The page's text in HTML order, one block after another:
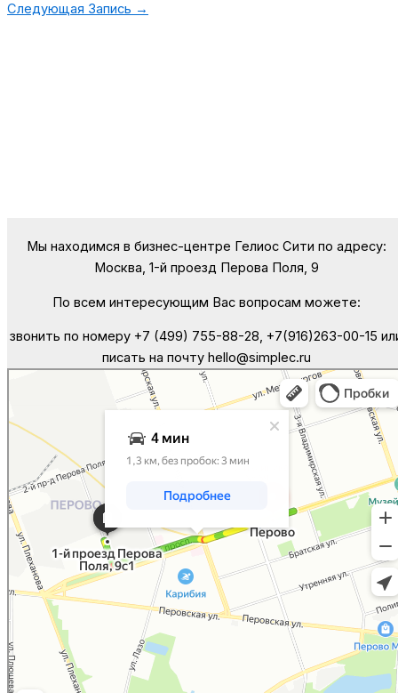
Следующая Запись →
Мы находимся в бизнес-центре Гелиос Сити по адресу:
Москва, 1-й проезд Перова Поля, 9
По всем интересующим Вас вопросам можете:
звонить по номеру +7 (499) 755-88-28, +7(916)263-00-15
писать на почту hello@simplec.ru